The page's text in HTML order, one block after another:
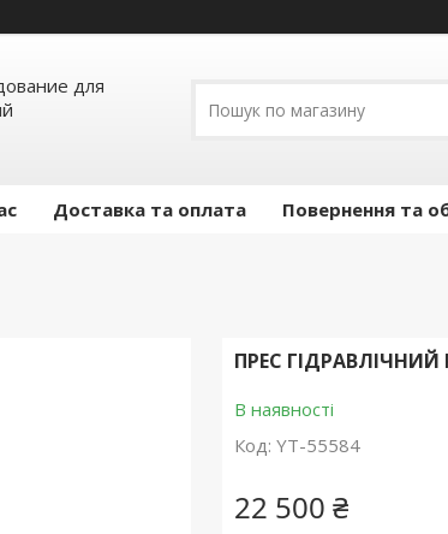
для
Доставка та оплата Повернення та
ПРЕС
В наявності
Код: YT-55584
22 500 ₴